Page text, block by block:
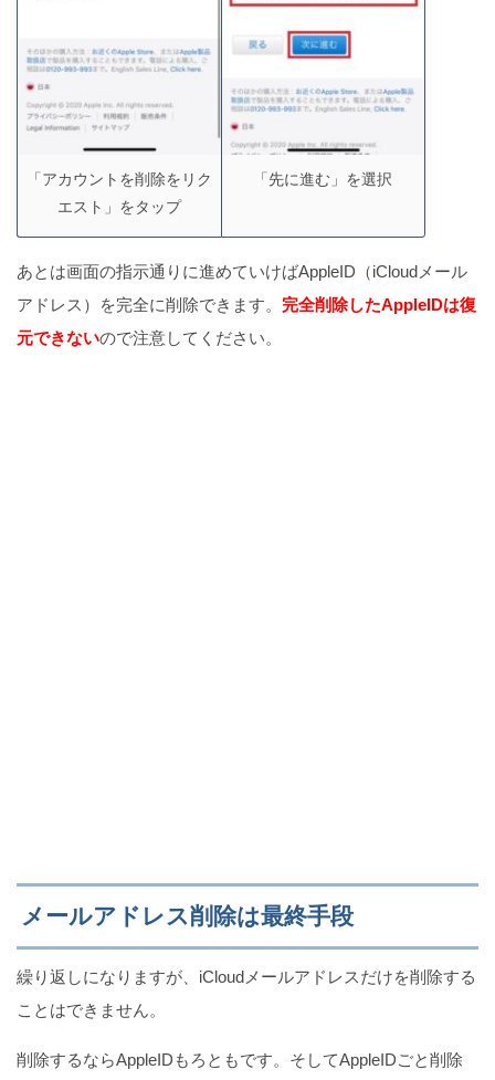
「アカウントを削除をリク
エスト」をタップ
「先に進む」を選択
あとは画面の指示通りに進めていけばAppleID（iCloudメール
アドレス）を完全に削除できます。 完全削除したAppleIDは復
元できないので注意してください。
メールアドレス削除は最終手段
繰り返しになりますが、iCloudメールアドレスだけを削除する
ことはできません。
削除するならAppleIDもろともです。そしてAppleIDごと削除